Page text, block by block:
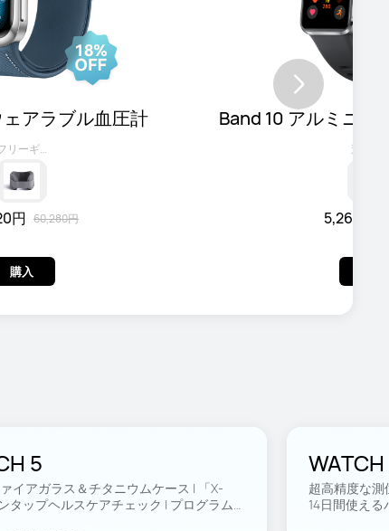
アラブル血圧計
フリーギフト
円 60,280円
購入
Band 10 アルミニウ
ットブ
追加購
5,260円
5
イアガラス＆チタニウムケース | 「X-
タップヘルスケアチェック | プログラム
超高精度な測
14日間使え